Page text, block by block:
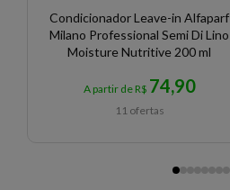
Condicionador Leave-in Alfaparf
Milano Professional Semi Di Lino
Moisture Nutritive 200 ml
A partir de R$ 74,90
11 ofertas